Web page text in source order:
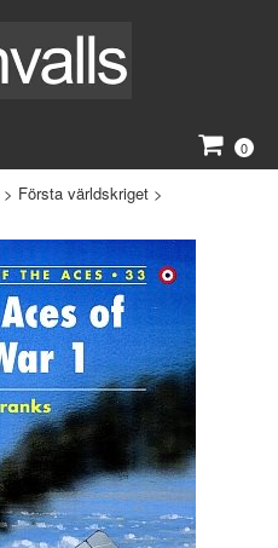
0
> Första världskriget >